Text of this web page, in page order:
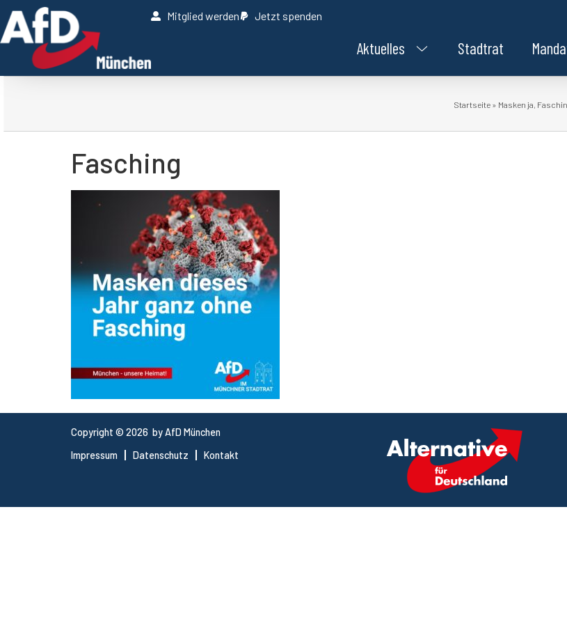
Mitglied werden Jetzt spenden
Aktuelles Stadtrat
Startseite » Masken ja,
Fasching
Copyright © 2026 by AfD München
Impressum
Datenschutz Kontakt